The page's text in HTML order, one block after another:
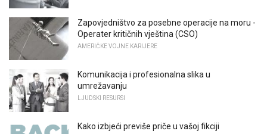
Zapovjedništvo za posebne operacije na moru -
Operater kritičnih vještina (CSO)
AMERIČKE VOJNE KARIJERE
Komunikacija i profesionalna slika u
umrežavanju
LJUDSKI RESURSI
Kako izbjeći previše priče u vašoj fikciji